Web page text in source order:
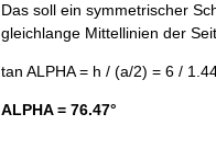
Das soll ein symmetrischer
gleichlange Mittellinien der
tan ALPHA = h / (a/2) = 6 /
ALPHA = 76.47°